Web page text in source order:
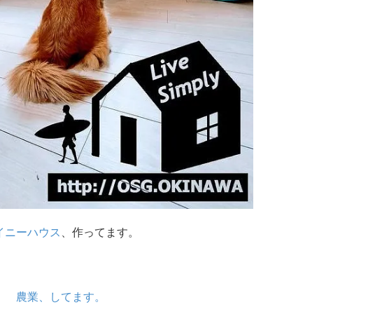
ニーハウス、作ってます。
農業、してます。